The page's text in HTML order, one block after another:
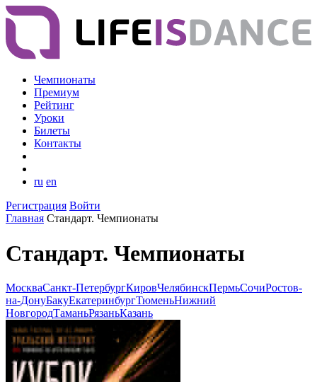
Чемпионаты
Премиум
Рейтинг
Уроки
Билеты
Контакты
ru en
Регистрация Войти
Главная Стандарт. Чемпионаты
Стандарт. Чемпионаты
МоскваСанкт-ПетербургКировЧелябинскПермьСочиРостов-
на-ДонуБакуЕкатеринбургТюменьНижний
НовгородТаманьРязаньКазань